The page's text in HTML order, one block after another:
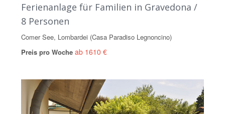
Ferienanlage für Familien in Gravedona /
8 Personen
Comer See, Lombardei (Casa Paradiso Legnoncino)
Preis pro Woche ab 1610 €